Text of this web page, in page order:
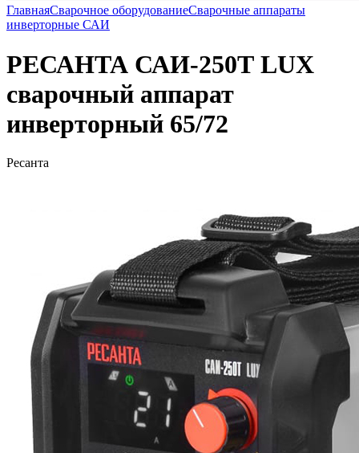
ГлавнаяСварочное оборудованиеСварочные аппараты
инверторные САИ
РЕСАНТА САИ-250Т LUX
сварочный аппарат
инверторный 65/72
Ресанта